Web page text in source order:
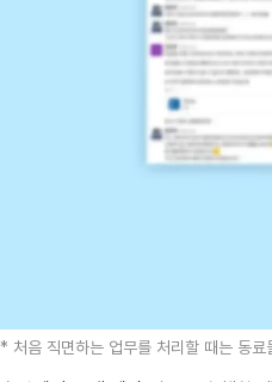
* 처음 직면하는 업무를 처리할 때는 동